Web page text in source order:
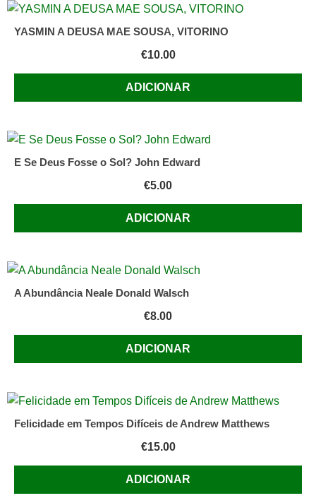
YASMIN A DEUSA MAE SOUSA, VITORINO
€10.00
ADICIONAR
E Se Deus Fosse o Sol? John Edward
€5.00
ADICIONAR
A Abundância Neale Donald Walsch
€8.00
ADICIONAR
Felicidade em Tempos Difíceis de Andrew Matthews
€15.00
ADICIONAR